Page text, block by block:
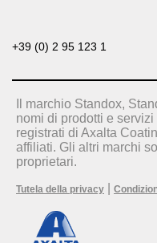
+39 (0) 2 95 123 1
Il marchio Standox,
nomi di prodotti e
registrati di Axalta
affiliati. Gli altri marchi
proprietari.
Tutela della privacy